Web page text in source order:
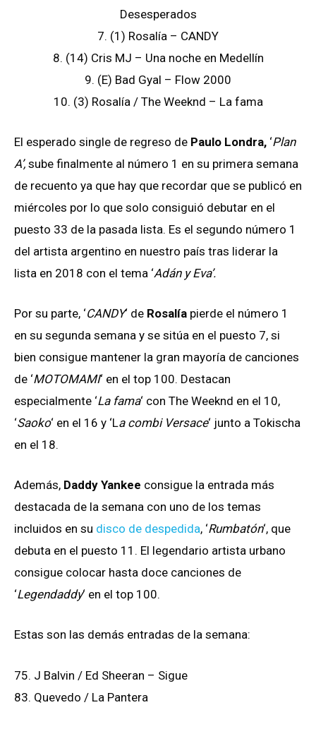
Desesperados
7. (1) Rosalía – CANDY
8. (14) Cris MJ – Una noche en Medellín
9. (E) Bad Gyal – Flow 2000
10. (3) Rosalía / The Weeknd – La fama
El esperado single de regreso de Paulo Londra, ‘Plan
A’, sube finalmente al número 1 en su primera semana
de recuento ya que hay que recordar que se publicó en
miércoles por lo que solo consiguió debutar en el
puesto 33 de la pasada lista. Es el segundo número 1
del artista argentino en nuestro país tras liderar la
lista en 2018 con el tema ‘Adán y Eva’.
Por su parte, ‘CANDY‘ de Rosalía pierde el número 1
en su segunda semana y se sitúa en el puesto 7, si
bien consigue mantener la gran mayoría de canciones
de ‘MOTOMAMI‘ en el top 100. Destacan
especialmente ‘La fama‘ con The Weeknd en el 10,
‘Saoko‘ en el 16 y ‘La combi Versace‘ junto a Tokischa
en el 18.
Además, Daddy Yankee consigue la entrada más
destacada de la semana con uno de los temas
incluidos en su disco de despedida, ‘Rumbatón‘, que
debuta en el puesto 11. El legendario artista urbano
consigue colocar hasta doce canciones de
‘Legendaddy‘ en el top 100.
Estas son las demás entradas de la semana:
75. J Balvin / Ed Sheeran – Sigue
83. Quevedo / La Pantera